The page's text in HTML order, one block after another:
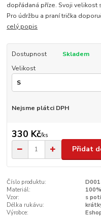
dopřádaná příze. Svoji velikost
Pro údržbu a praní trička
celý popis
Dostupnost
Skladem
Velikost
Nejsme plátci DPH
330 Kč/ks
Přidat
Číslo produktu:
Materiál:
Vzor:
s
Délka rukávu:
Výrobce: